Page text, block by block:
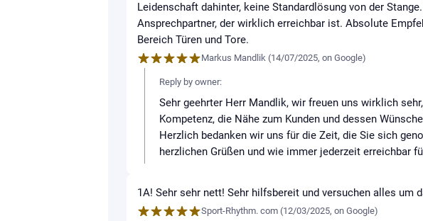
Leidenschaft dahinter, keine Standardlösung von der
Ansprechpartner, der wirklich erreichbar ist. Absolute
Bereich Türen und Tore.
Markus Mandlik (14/07/2025, on Google)
Reply by owner:
Sehr geehrter Herr Mandlik, wir freuen uns wirklich
Kompetenz, die Nähe zum Kunden und dessen
Herzlich bedanken wir uns für die Zeit, die Sie sich
herzlichen Grüßen und wie immer jederzeit erreichbar
1A! Sehr sehr nett! Sehr hilfsbereit und versuchen alles
Sport-Rhythm. com (12/03/2025, on Google)